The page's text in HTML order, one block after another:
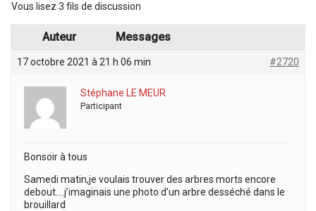
Vous lisez 3 fils de discussion
Auteur Messages
17 octobre 2021 à 21 h 06 min #2720
Stéphane LE MEUR
Participant
Bonsoir à tous
Samedi matin,je voulais trouver des arbres morts encore
debout….j’imaginais une photo d’un arbre desséché dans le
brouillard